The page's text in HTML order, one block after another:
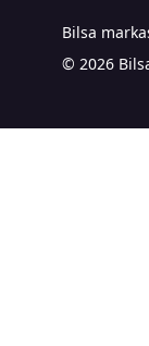
Bilsa
© 2026